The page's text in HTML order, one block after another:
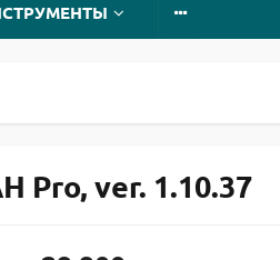
Pro, ver. 1.10.37